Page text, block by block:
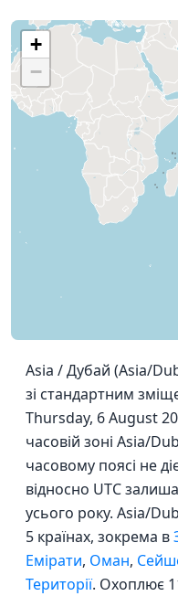
+
−
Asia / Дубай (Asia/
зі стандартним
Thursday, 6 August
часовій зоні Asia/
часовому поясі не
відносно UTC
усього року. Asia/
5 країнах, зокрема в
Емірати, Оман,
Території. Охоплює